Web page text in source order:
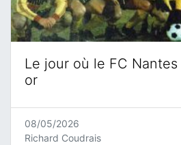
Le jour où le FC
or
08/05/2026
Richard Coudrais